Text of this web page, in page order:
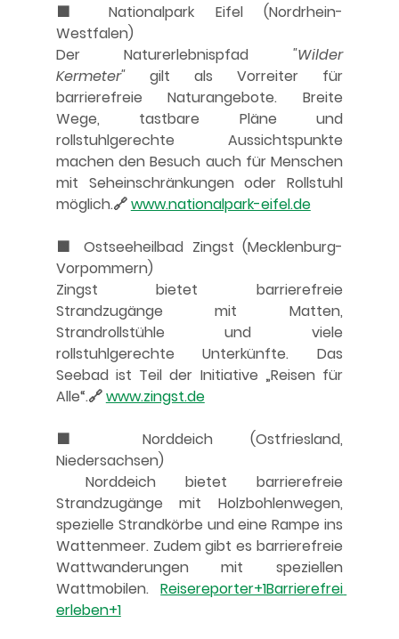
🟩 Nationalpark Eifel (Nordrhein-
Westfalen)
Der Naturerlebnispfad "Wilder
Kermeter" gilt als Vorreiter für
barrierefreie Naturangebote. Breite
Wege, tastbare Pläne und
rollstuhlgerechte Aussichtspunkte
machen den Besuch auch für Menschen
mit Seheinschränkungen oder Rollstuhl
möglich.🔗 www.nationalpark-eifel.de
🟩 Ostseeheilbad Zingst (Mecklenburg-
Vorpommern)
Zingst bietet barrierefreie
Strandzugänge mit Matten,
Strandrollstühle und viele
rollstuhlgerechte Unterkünfte. Das
Seebad ist Teil der Initiative „Reisen für
Alle“.🔗 www.zingst.de
🟩 Norddeich (Ostfriesland,
Niedersachsen)
Strandzugänge mit Holzbohlenwegen,
spezielle Strandkörbe und eine Rampe ins
Wattenmeer. Zudem gibt es barrierefreie
Wattwanderungen mit speziellen
Wattmobilen. Reisereporter+1Barrierefrei
erleben+1